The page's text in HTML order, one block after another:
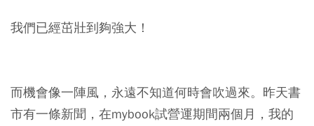
我們已經茁壯到夠強大！
而機會像一陣風，永遠不知道何時會吹過來。昨天書
市有一條新聞，在mybook試營運期間兩個月，我的